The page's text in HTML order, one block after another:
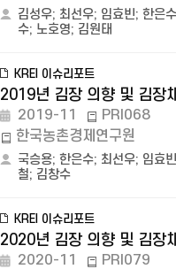
김성우; 최선우; 임효빈; 한은수
수; 노호영; 김원태
KREI 이슈리포트
2019년 김장 의향 및 김장
2019-11
PRI068
한국농촌경제연구원
국승용; 한은수; 최선우; 임효빈
철; 김창수
KREI 이슈리포트
2020년 김장 의향 및 김장
2020-11
PRI079